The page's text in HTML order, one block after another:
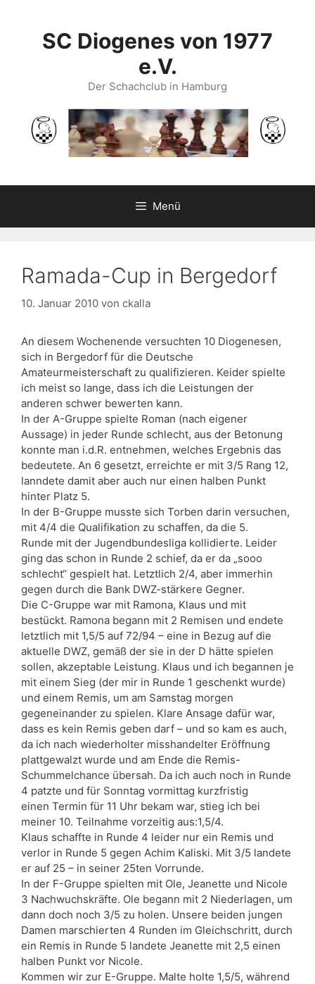
springenSC Diogenes von 1977
e.V.
Der Schachclub in Hamburg
Menü
Ramada-Cup in Bergedorf
10. Januar 2010 von ckalla
An diesem Wochenende versuchten 10 Diogenesen,
sich in Bergedorf für die Deutsche
Amateurmeisterschaft zu qualifizieren. Keider spielte
ich meist so lange, dass ich die Leistungen der
anderen schwer bewerten kann.
In der A-Gruppe spielte Roman (nach eigener
Aussage) in jeder Runde schlecht, aus der Betonung
konnte man i.d.R. entnehmen, welches Ergebnis das
bedeutete. An 6 gesetzt, erreichte er mit 3/5 Rang 12,
lanndete damit aber auch nur einen halben Punkt
hinter Platz 5.
In der B-Gruppe musste sich Torben darin versuchen,
mit 4/4 die Qualifikation zu schaffen, da die 5.
Runde mit der Jugendbundesliga kollidierte. Leider
ging das schon in Runde 2 schief, da er da „sooo
schlecht“ gespielt hat. Letztlich 2/4, aber immerhin
gegen durch die Bank DWZ-stärkere Gegner.
Die C-Gruppe war mit Ramona, Klaus und mit
bestückt. Ramona begann mit 2 Remisen und endete
letztlich mit 1,5/5 auf 72/94 – eine in Bezug auf die
aktuelle DWZ, gemäß der sie in der D hätte spielen
sollen, akzeptable Leistung. Klaus und ich begannen je
mit einem Sieg (der mir in Runde 1 geschenkt wurde)
und einem Remis, um am Samstag morgen
gegeneinander zu spielen. Klare Ansage dafür war,
dass es kein Remis geben darf – und so kam es auch,
da ich nach wiederholter misshandelter Eröffnung
plattgewalzt wurde und am Ende die Remis-
Schummelchance übersah. Da ich auch noch in Runde
4 patzte und für Sonntag vormittag kurzfristig
einen Termin für 11 Uhr bekam war, stieg ich bei
meiner 10. Teilnahme vorzeitig aus:1,5/4.
Klaus schaffte in Runde 4 leider nur ein Remis und
verlor in Runde 5 gegen Achim Kaliski. Mit 3/5 landete
er auf 25 – in seiner 25ten Vorrunde.
In der F-Gruppe spielten mit Ole, Jeanette und Nicole
3 Nachwuchskräfte. Ole begann mit 2 Niederlagen, um
dann doch noch 3/5 zu holen. Unsere beiden jungen
Damen marschierten 4 Runden im Gleichschritt, durch
ein Remis in Runde 5 landete Jeanette mit 2,5 einen
halben Punkt vor Nicole.
Kommen wir zur E-Gruppe. Malte holte 1,5/5, während